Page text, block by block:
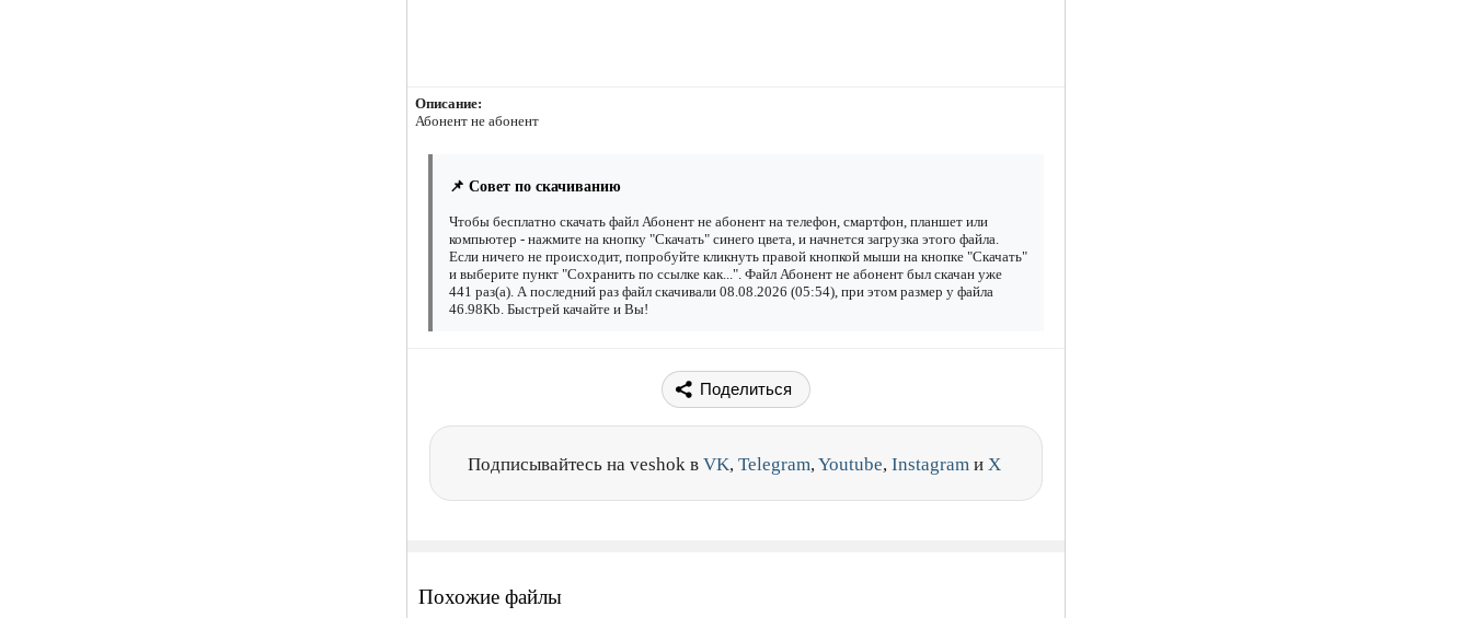
Описание:
Абонент не абонент
📌 Совет по скачиванию
Чтобы бесплатно скачать файл Абонент не абонент на телефон, смартфон, планшет или
компьютер - нажмите на кнопку "Скачать" синего цвета, и начнется загрузка этого файла.
Если ничего не происходит, попробуйте кликнуть правой кнопкой мыши на кнопке "Скачать"
и выберите пункт "Сохранить по ссылке как...". Файл Абонент не абонент был скачан уже
441 раз(а). А последний раз файл скачивали 08.08.2026 (05:54), при этом размер у файла
46.98Kb. Быстрей качайте и Вы!
Поделиться
Подписывайтесь на veshok в VK, Telegram,Youtube, Instagram и X
Похожие файлы